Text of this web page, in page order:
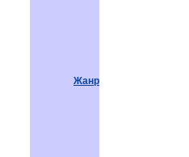
Жанр